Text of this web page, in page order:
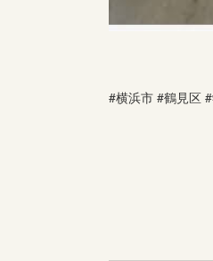
#横浜市 #鶴見区